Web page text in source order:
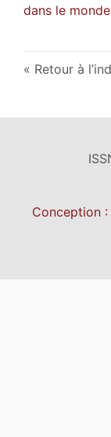
dans le
Retour à
Conception